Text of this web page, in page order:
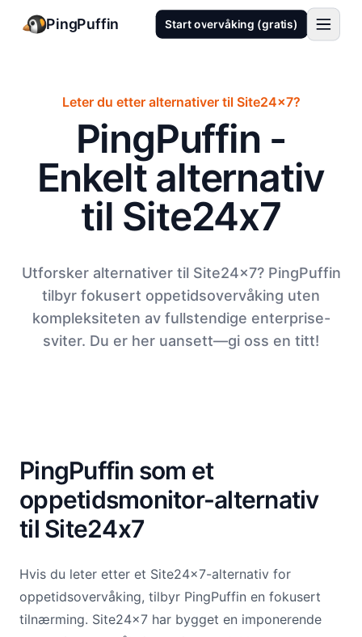
PingPuffin Start overvåking (gratis)
Leter du etter alternativer til Site24x7?
PingPuffin -
Enkelt alternativ
til Site24x7
Utforsker alternativer til Site24x7? PingPuffin
tilbyr fokusert oppetidsovervåking uten
kompleksiteten av fullstendige enterprise-
sviter. Du er her uansett—gi oss en titt!
PingPuffin som et
oppetidsmonitor-alternativ
til Site24x7
Hvis du leter etter et Site24x7-alternativ for
oppetidsovervåking, tilbyr PingPuffin en fokusert
tilnærming. Site24x7 har bygget en imponerende